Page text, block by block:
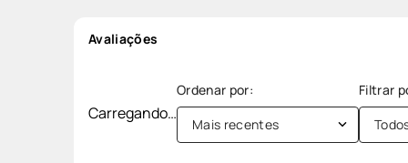
Avaliações
Carregando…
Mais recentes